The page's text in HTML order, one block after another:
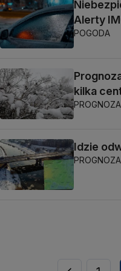
Alerty
POGODA
kilka
PROGNOZA
Idzie
PROGNOZA